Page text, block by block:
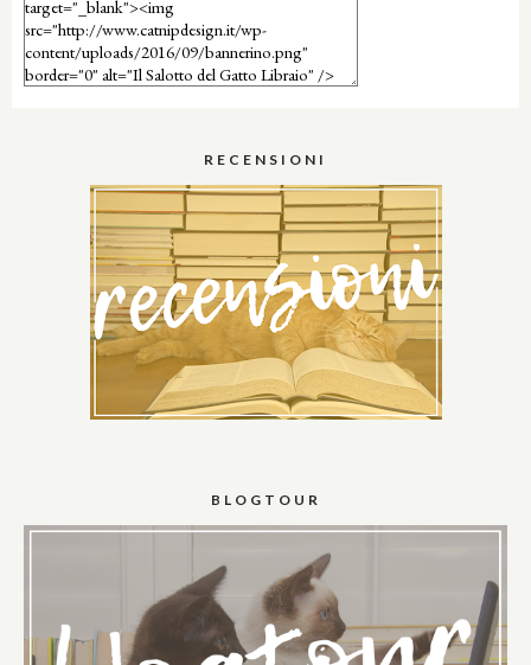
RECENSIONI
BLOGTOUR